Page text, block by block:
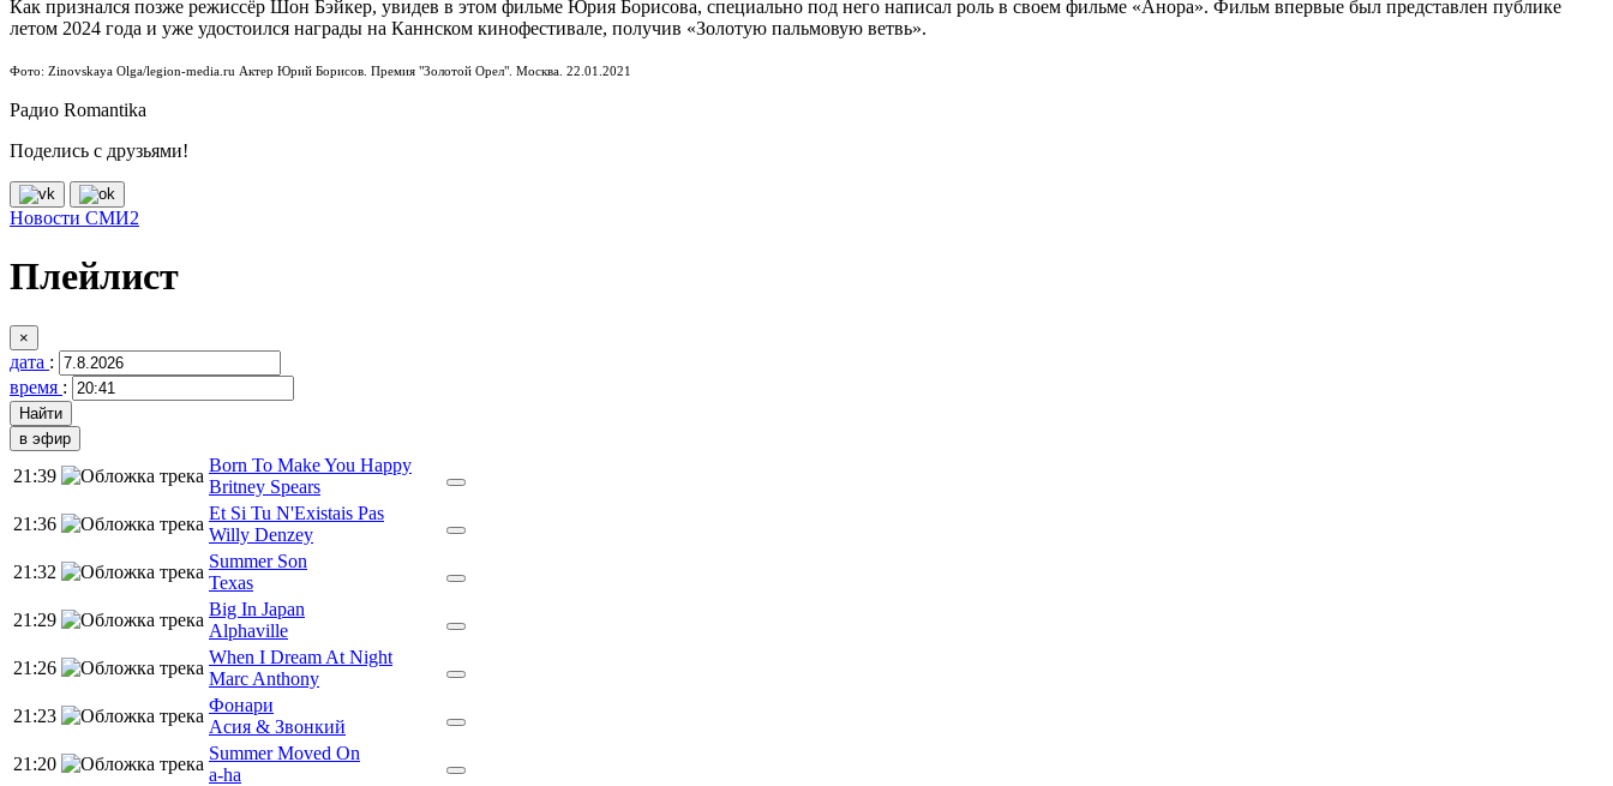
Как признался позже режиссёр Шон Бэйкер, увидев в этом фильме Юрия Борисова, специально под него написал роль в своем фильме «Анора». Фильм впервые был представлен публике
летом 2024 года и уже удостоился награды на Каннском кинофестивале, получив «Золотую пальмовую ветвь».
Фото: Zinovskaya Olga/legion-media.ru Актер Юрий Борисов. Премия "Золотой Орел". Москва. 22.01.2021
Радио Romantika
Поделись с друзьями!
Новости СМИ2
Плейлист
×
дата :
время :
в эфир
21:39
Born To Make You Happy
Britney Spears
21:36
Et Si Tu N'Existais Pas
Willy Denzey
21:32
Summer Son
Texas
21:29
Big In Japan
Alphaville
21:26
When I Dream At Night
Marc Anthony
21:23
Фонари
Асия & Звонкий
21:20
Summer Moved On
a-ha